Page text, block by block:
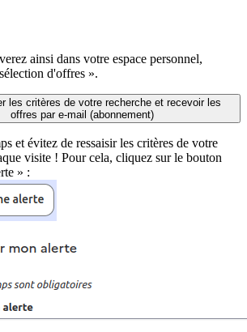
ainsi dans votre espace personnel,
d'offres ».
les critères de votre recherche et recevoir les
offres par e-mail (abonnement)
et évitez de ressaisir les critères de votre
visite ! Pour cela, cliquez sur le bouton
» :